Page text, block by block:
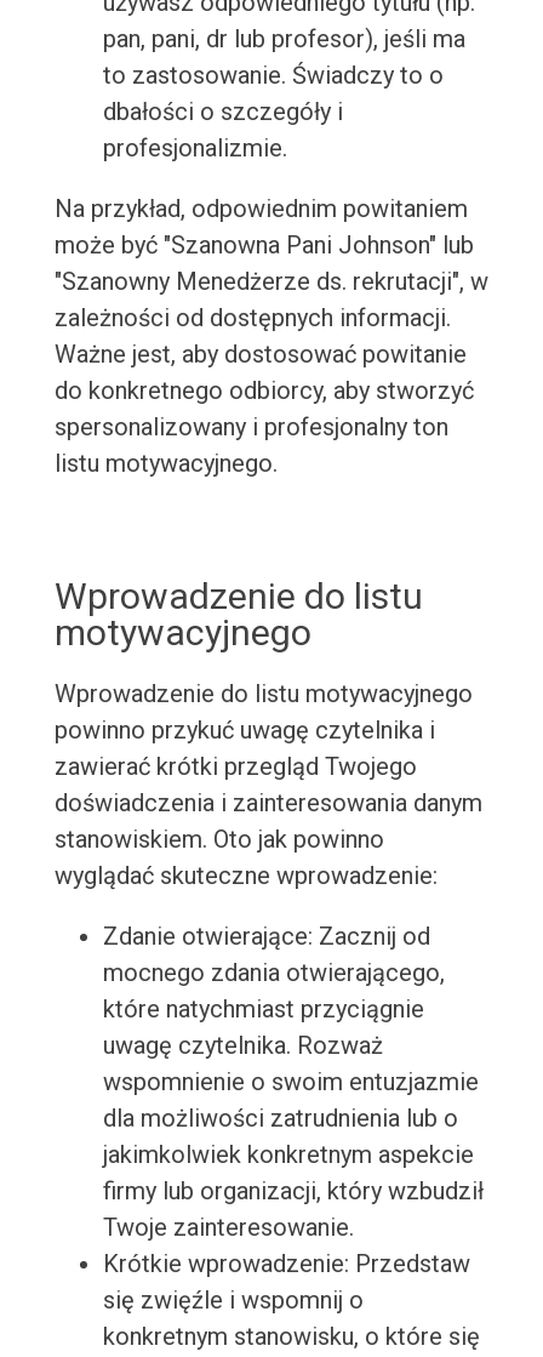
pan, pani, dr lub profesor), jeśli ma
to zastosowanie. Świadczy to o
dbałości o szczegóły i
profesjonalizmie.
Na przykład, odpowiednim powitaniem
może być "Szanowna Pani Johnson" lub
"Szanowny Menedżerze ds. rekrutacji", w
zależności od dostępnych informacji.
Ważne jest, aby dostosować powitanie
do konkretnego odbiorcy, aby stworzyć
spersonalizowany i profesjonalny ton
listu motywacyjnego.
Wprowadzenie do listu
motywacyjnego
Wprowadzenie do listu motywacyjnego
powinno przykuć uwagę czytelnika i
zawierać krótki przegląd Twojego
doświadczenia i zainteresowania danym
stanowiskiem. Oto jak powinno
wyglądać skuteczne wprowadzenie:
Zdanie otwierające: Zacznij od
mocnego zdania otwierającego,
które natychmiast przyciągnie
uwagę czytelnika. Rozważ
wspomnienie o swoim entuzjazmie
dla możliwości zatrudnienia lub o
jakimkolwiek konkretnym aspekcie
firmy lub organizacji, który wzbudził
Twoje zainteresowanie.
Krótkie wprowadzenie: Przedstaw
się zwięźle i wspomnij o
konkretnym stanowisku, o które się